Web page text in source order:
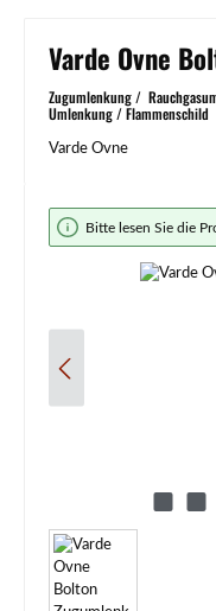
Varde Ovne
Zugumlenkung /
Umlenkung / Flammenschild
Varde Ovne
Bildergalerie überspringen
Bitte lesen Sie die